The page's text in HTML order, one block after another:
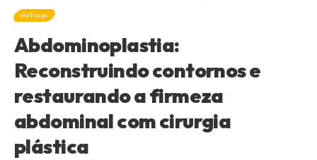
Noticias
Abdominoplastia:
Reconstruindo contornos e
restaurando a firmeza
abdominal com cirurgia
plástica